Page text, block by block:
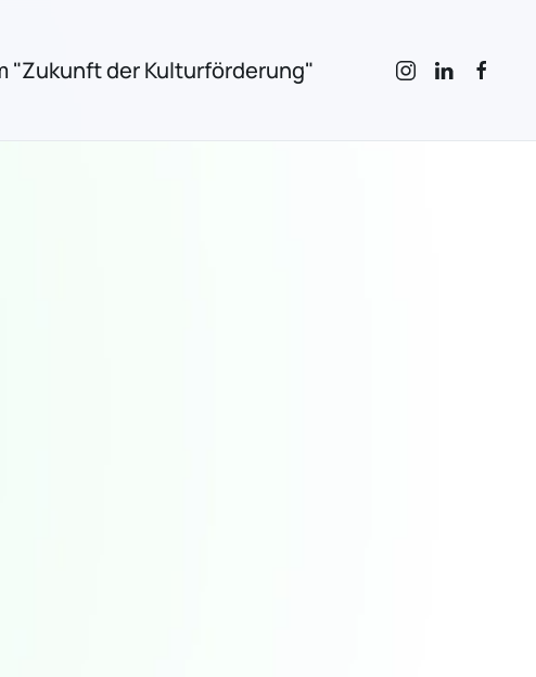
"Zukunft der Kulturförderung"